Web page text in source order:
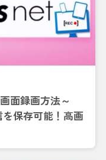
面録画方法～
保存可能！高画